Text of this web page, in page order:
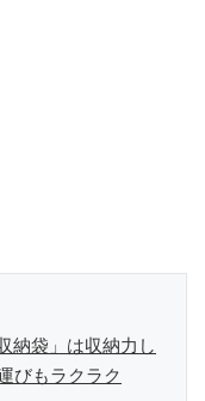
納袋」は収納力し
びもラクラク